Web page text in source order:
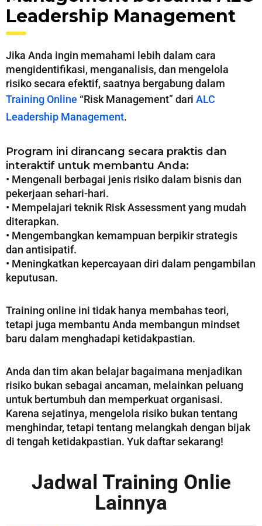
Leadership Management
Jika Anda ingin memahami lebih dalam cara
mengidentifikasi, menganalisis, dan mengelola
risiko secara efektif, saatnya bergabung dalam
Training Online “Risk Management” dari ALC
Leadership Management.
Program ini dirancang secara praktis dan
interaktif untuk membantu Anda:
• Mengenali berbagai jenis risiko dalam bisnis dan
pekerjaan sehari-hari.
• Mempelajari teknik Risk Assessment yang mudah
diterapkan.
• Mengembangkan kemampuan berpikir strategis
dan antisipatif.
• Meningkatkan kepercayaan diri dalam pengambilan
keputusan.
Training online ini tidak hanya membahas teori,
tetapi juga membantu Anda membangun mindset
baru dalam menghadapi ketidakpastian.
Anda dan tim akan belajar bagaimana menjadikan
risiko bukan sebagai ancaman, melainkan peluang
untuk bertumbuh dan memperkuat organisasi.
Karena sejatinya, mengelola risiko bukan tentang
menghindar, tetapi tentang melangkah dengan bijak
di tengah ketidakpastian. Yuk daftar sekarang!
Jadwal Training Onlie
Lainnya